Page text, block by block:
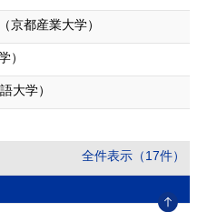
都産業大学）
）
大学）
全件表示（17件）